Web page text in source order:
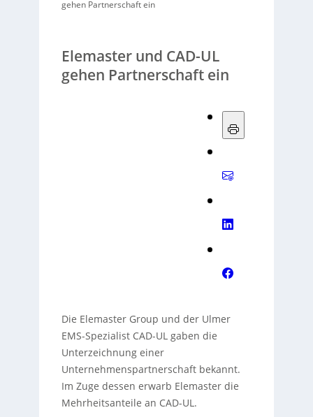
gehen Partnerschaft ein
Elemaster und CAD-UL
gehen Partnerschaft ein
Die Elemaster Group und der Ulmer
EMS-Spezialist CAD-UL gaben die
Unterzeichnung einer
Unternehmenspartnerschaft bekannt.
Im Zuge dessen erwarb Elemaster die
Mehrheitsanteile an CAD-UL.